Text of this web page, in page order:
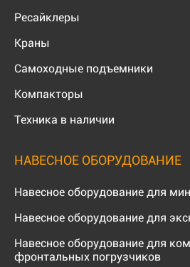
Ресайклеры
Краны
Самоходные подъемники
Компакторы
Техника в наличии
НАВЕСНОЕ ОБОРУДОВАНИЕ
Навесное оборудование для
Навесное оборудование для
Навесное оборудование для
фронтальных погрузчиков